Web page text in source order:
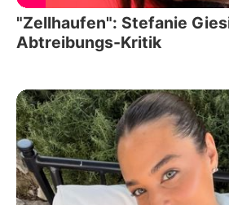
"Zellhaufen": Stefanie
Abtreibungs-Kritik